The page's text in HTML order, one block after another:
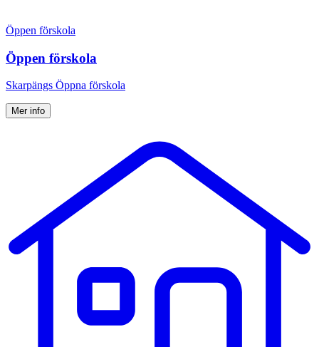
Öppen förskola
Öppen förskola
Skarpängs Öppna förskola
Mer info